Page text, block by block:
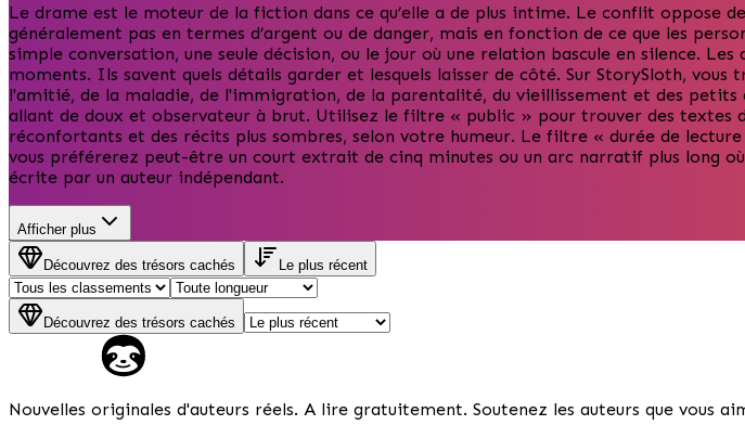
Le drame est le moteur de la fiction dans ce qu’elle a de plus intime. Le conflit oppose
généralement pas en termes d’argent ou de danger, mais en fonction de ce que les
simple conversation, une seule décision, ou le jour où une relation bascule en silence.
moments. Ils savent quels détails garder et lesquels laisser de côté. Sur StorySloth,
l'amitié, de la maladie, de l'immigration, de la parentalité, du vieillissement et des
allant de doux et observateur à brut. Utilisez le filtre « public » pour trouver des
réconfortants et des récits plus sombres, selon votre humeur. Le filtre « durée de
vous préférerez peut-être un court extrait de cinq minutes ou un arc narratif plus long
écrite par un auteur indépendant.
Afficher plus
Découvrez des trésors cachés Le plus récent
Découvrez des trésors cachés
Nouvelles originales d'auteurs réels. A lire gratuitement. Soutenez les auteurs que vous